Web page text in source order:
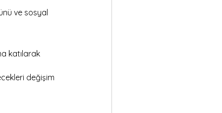
ve sosyal
katılarak
değişim